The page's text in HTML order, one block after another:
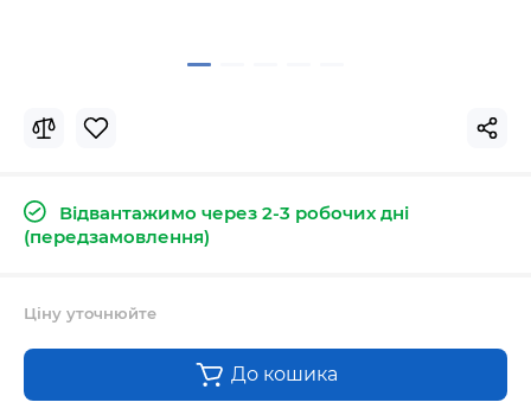
Відвантажимо через 2-3 робочих дні
(передзамовлення)
Ціну уточнюйте
До кошика